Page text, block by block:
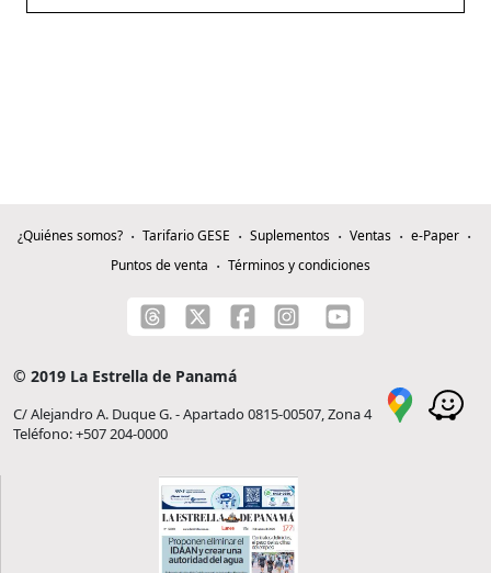
¿Quiénes somos? Tarifario GESE Suplementos Ventas
e-Paper
Puntos de venta
Términos y condiciones
© 2019 La Estrella de Panamá
C/ Alejandro A. Duque G. - Apartado 0815-00507, Zona 4
Teléfono: +507 204-0000